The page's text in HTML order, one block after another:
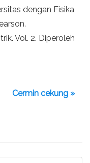
dengan Fisika
Vol. 2. Diperoleh
Cermin cekung »